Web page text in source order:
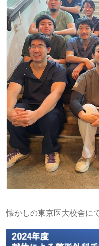
懐かしの東京医大校舎に